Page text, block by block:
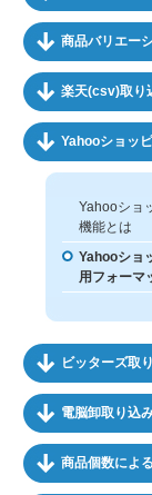
商品バリエー
楽天(csv)取り
Yahooショッ
Yahooショ
機能とは
Yahooショ
用フォーマ
ビッターズ取
電脳卸取り込
商品個数によ